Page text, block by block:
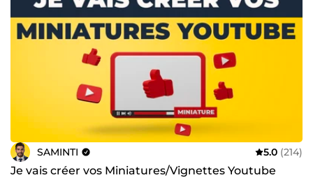
SAMINTI 5.0 (214)
Je vais créer vos Miniatures/Vignettes Youtube